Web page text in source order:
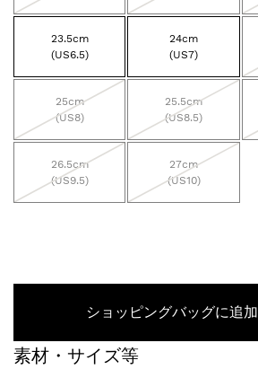
23.5cm
(US6.5)
24cm
(US7)
25cm
(US8)
25.5cm
(US8.5)
26.5cm
(US9.5)
27cm
(US10)
ショッピングバッグに追加
素材・サイズ等